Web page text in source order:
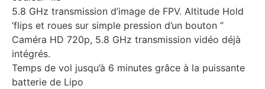
5.8 GHz transmission d’image de FPV. Altitude Hold
‘flips et roues sur simple pression d’un bouton ”
Caméra HD 720p, 5.8 GHz transmission vidéo déjà
intégrés.
Temps de vol jusqu’à 6 minutes grâce à la puissante
batterie de Lipo